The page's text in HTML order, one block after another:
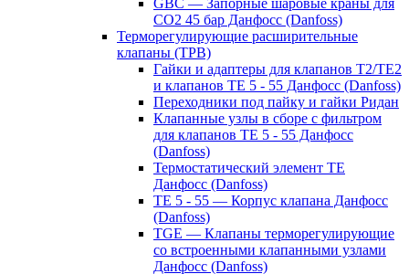
GBC — Запорные шаровые краны для
CO2 45 бар Данфосс (Danfoss)
Терморегулирующие расширительные
клапаны (ТРВ)
Гайки и адаптеры для клапанов T2/TE2
и клапанов TE 5 - 55 Данфосс (Danfoss)
Переходники под пайку и гайки Ридан
Клапанные узлы в сборе с фильтром
для клапанов TE 5 - 55 Данфосс
(Danfoss)
Термостатический элемент TE
Данфосс (Danfoss)
TE 5 - 55 — Корпус клапана Данфосс
(Danfoss)
TGE — Клапаны терморегулирующие
со встроенными клапанными узлами
Данфосс (Danfoss)